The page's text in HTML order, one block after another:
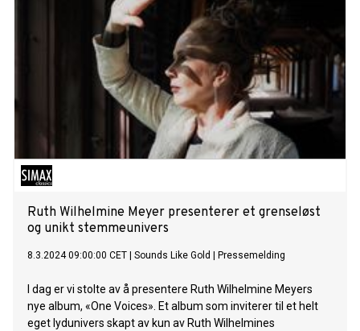
selv om det er dansemusikk det er snakk om, så dukker det
også opp de vakreste melodier. På dette albumet har
familien satt seg fore å utforske og utvide sjangeren på sitt
Ruth Wilhelmine Meyer presenterer et grenseløst
og unikt stemmeunivers
8.3.2024 09:00:00 CET Sounds Like Gold Pressemelding
I dag er vi stolte av å presentere Ruth Wilhelmine Meyers
nye album, «One Voices». Et album som inviterer til et helt
eget lydunivers skapt av kun av Ruth Wilhelmines